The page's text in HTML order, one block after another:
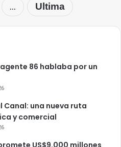
... Ultima
86 hablaba por un
Canal: una nueva ruta
y comercial